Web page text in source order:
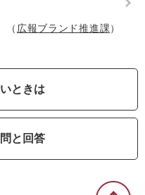
広報ブランド推進課
ときは
と回答